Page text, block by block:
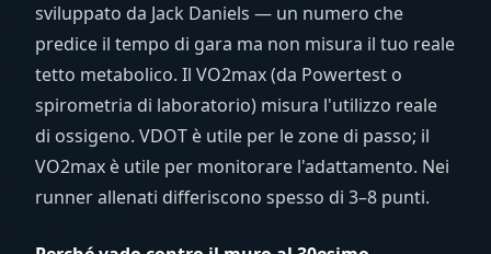
sviluppato da Jack Daniels — un numero che
predice il tempo di gara ma non misura il tuo reale
tetto metabolico. Il VO2max (da Powertest o
spirometria di laboratorio) misura l'utilizzo reale
di ossigeno. VDOT è utile per le zone di passo; il
VO2max è utile per monitorare l'adattamento. Nei
runner allenati differiscono spesso di 3–8 punti.